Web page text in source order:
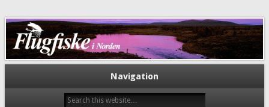
Flugfiske i Norden
Navigation